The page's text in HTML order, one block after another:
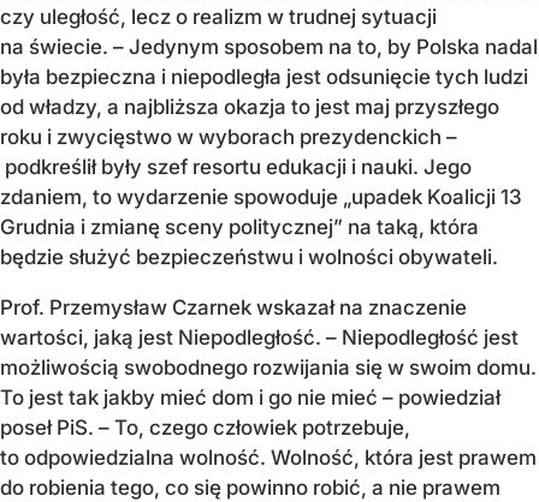
czy uległość, lecz o realizm w trudnej sytuacji
na świecie. – Jedynym sposobem na to, by Polska nadal
była bezpieczna i niepodległa jest odsunięcie tych ludzi
od władzy, a najbliższa okazja to jest maj przyszłego
roku i zwycięstwo w wyborach prezydenckich –
podkreślił były szef resortu edukacji i nauki. Jego
zdaniem, to wydarzenie spowoduje „upadek Koalicji 13
Grudnia i zmianę sceny politycznej” na taką, która
będzie służyć bezpieczeństwu i wolności obywateli.
Prof. Przemysław Czarnek wskazał na znaczenie
wartości, jaką jest Niepodległość. – Niepodległość jest
możliwością swobodnego rozwijania się w swoim domu.
To jest tak jakby mieć dom i go nie mieć – powiedział
poseł PiS. – To, czego człowiek potrzebuje,
to odpowiedzialna wolność. Wolność, która jest prawem
do robienia tego, co się powinno robić, a nie prawem